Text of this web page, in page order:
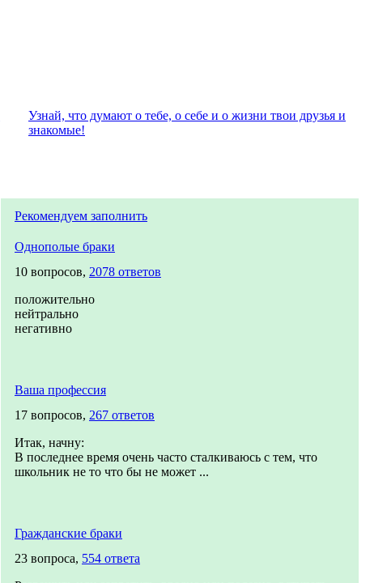
Узнай, что думают о тебе, о себе и о жизни твои друзья и
знакомые!
Рекомендуем заполнить
Однополые браки
10 вопросов, 2078 ответов
положительно
нейтрально
негативно
Ваша профессия
17 вопросов, 267 ответов
Итак, начну:
В последнее время очень часто сталкиваюсь с тем, что
школьник не то что бы не может ...
Гражданские браки
23 вопроса, 554 ответа